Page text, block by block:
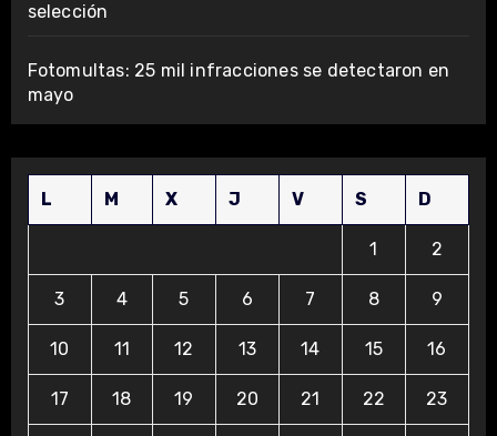
selección
Fotomultas: 25 mil infracciones se detectaron en
mayo
L M X J V S D
1 2
3 4 5 6 7 8 9
10 11 12 13 14 15 16
17 18 19 20 21 22 23